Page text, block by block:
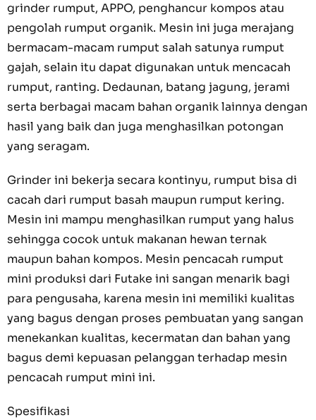
grinder rumput, APPO, penghancur kompos atau
pengolah rumput organik. Mesin ini juga merajang
bermacam-macam rumput salah satunya rumput
gajah, selain itu dapat digunakan untuk mencacah
rumput, ranting. Dedaunan, batang jagung, jerami
serta berbagai macam bahan organik lainnya dengan
hasil yang baik dan juga menghasilkan potongan
yang seragam.
Grinder ini bekerja secara kontinyu, rumput bisa di
cacah dari rumput basah maupun rumput kering.
Mesin ini mampu menghasilkan rumput yang halus
sehingga cocok untuk makanan hewan ternak
maupun bahan kompos. Mesin pencacah rumput
mini produksi dari Futake ini sangan menarik bagi
para pengusaha, karena mesin ini memiliki kualitas
yang bagus dengan proses pembuatan yang sangan
menekankan kualitas, kecermatan dan bahan yang
bagus demi kepuasan pelanggan terhadap mesin
pencacah rumput mini ini.
Spesifikasi